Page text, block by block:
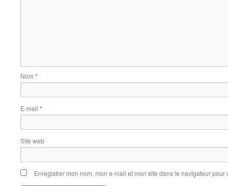
Nom *
E-mail *
Site web
Enregistrer mon nom, mon e-mail et mon site dans le navigateur